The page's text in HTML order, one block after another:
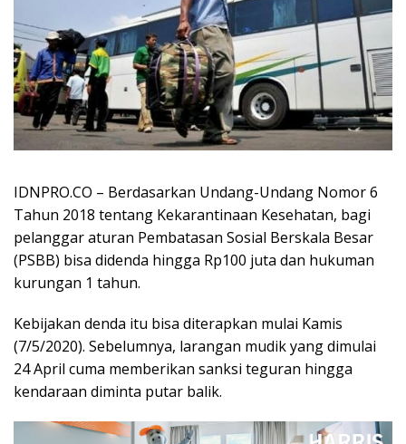
IDNPRO.CO – Berdasarkan Undang-Undang Nomor 6
Tahun 2018 tentang Kekarantinaan Kesehatan, bagi
pelanggar aturan Pembatasan Sosial Berskala Besar
(PSBB) bisa didenda hingga Rp100 juta dan hukuman
kurungan 1 tahun.
Kebijakan denda itu bisa diterapkan mulai Kamis
(7/5/2020). Sebelumnya, larangan mudik yang dimulai
24 April cuma memberikan sanksi teguran hingga
kendaraan diminta putar balik.